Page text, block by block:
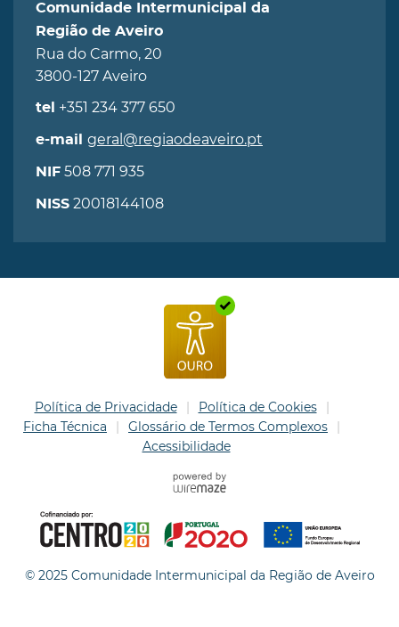
Comunidade Intermunicipal da
Região de Aveiro
Rua do Carmo, 20
3800-127 Aveiro
tel +351 234 377 650
e-mail geral@regiaodeaveiro.pt
NIF 508 771 935
NISS 20018144108
Política de Privacidade
Política de Cookies
Ficha Técnica
Glossário de Termos Complexos
Acessibilidade
© 2025 Comunidade Intermunicipal da Região de Aveiro